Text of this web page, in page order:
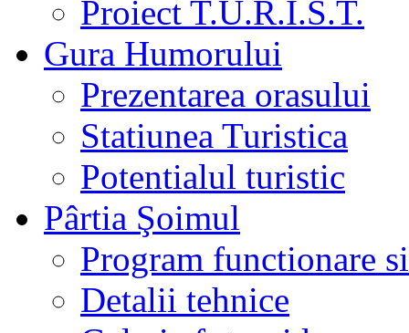
Proiect T.U.R.I.S.T.
Gura Humorului
Prezentarea orasului
Statiunea Turistica
Potentialul turistic
Pârtia Şoimul
Program functionare
Detalii tehnice